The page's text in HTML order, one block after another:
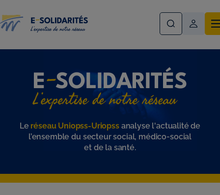
au
contenu
principal
E-SOLIDARITÉS
L’expertise de notre réseau
Le réseau Uniopss-Uriopssanalyse l'actualité de
l’ensemble du secteur social, médico-social
et de la santé.